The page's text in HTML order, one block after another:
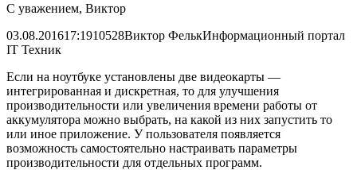
С уважением, Виктор
03.08.201617:1910528Виктор ФелькИнформационный портал
IT Техник
Если на ноутбуке установлены две видеокарты —
интегрированная и дискретная, то для улучшения
производительности или увеличения времени работы от
аккумулятора можно выбрать, на какой из них запустить то
или иное приложение. У пользователя появляется
возможность самостоятельно настраивать параметры
производительности для отдельных программ.